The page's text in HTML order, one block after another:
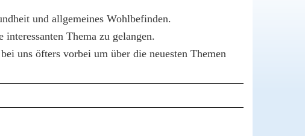
und allgemeines Wohlbefinden.
Thema zu gelangen.
uns öfters vorbei um über die neuesten Themen